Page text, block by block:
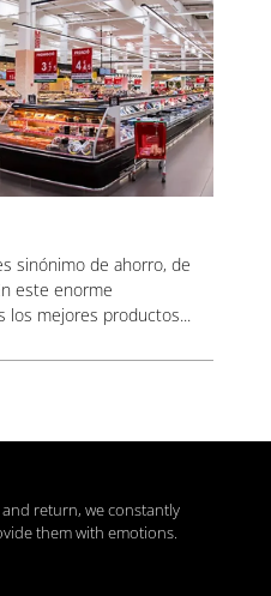
sinónimo de ahorro, de
este enorme
los mejores productos...
return, we constantly
them with emotions.